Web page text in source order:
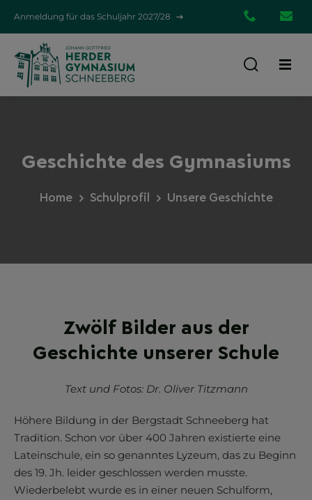
Anmeldung für das Schuljahr 2027/28
03772
Geschichte des Gymnasiums
Home Schulprofil Unsere Geschichte
Zwölf Bilder aus der
Geschichte unserer Schule
Text und Fotos: Dr. Oliver Titzmann
Höhere Bildung in der Bergstadt Schneeberg hat
Tradition. Schon vor über 400 Jahren existierte eine
Lateinschule, ein so genanntes Lyzeum, das zu Beginn
des 19. Jh. leider geschlossen werden musste.
Wiederbelebt wurde es in einer neuen Schulform,